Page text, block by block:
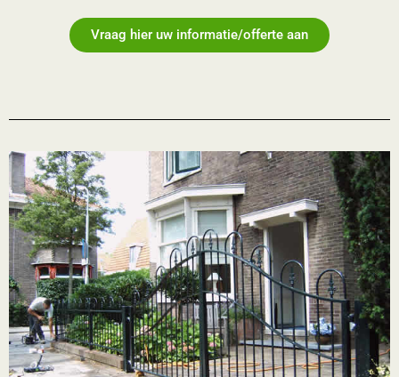
Vraag hier uw informatie/offerte aan